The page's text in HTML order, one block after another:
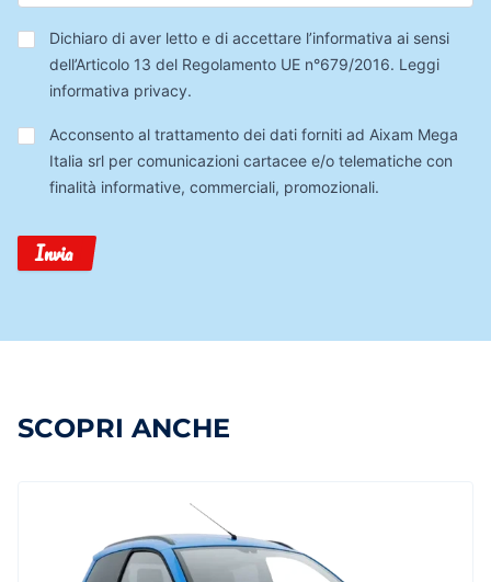
Privacy*
Dichiaro di aver letto e di accettare l’informativa ai sensi
dell’Articolo 13 del Regolamento UE n°679/2016. Leggi
informativa privacy.
Trattamento
Dati
Acconsento al trattamento dei dati forniti ad Aixam Mega
Italia srl per comunicazioni cartacee e/o telematiche con
finalità informative, commerciali, promozionali.
Invia
SCOPRI ANCHE